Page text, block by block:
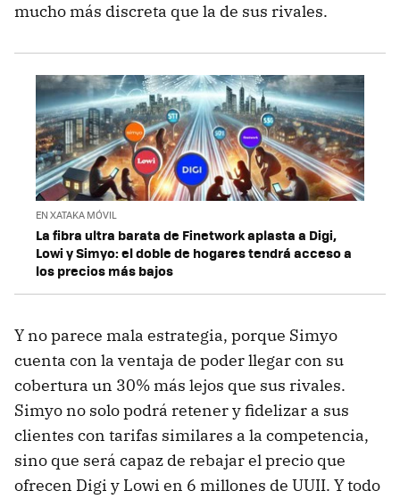
mucho más discreta que la de sus rivales.
EN XATAKA MÓVIL
La fibra ultra barata de Finetwork aplasta a Digi,
Lowi y Simyo: el doble de hogares tendrá acceso a
los precios más bajos
Y no parece mala estrategia, porque Simyo
cuenta con la ventaja de poder llegar con su
cobertura un 30% más lejos que sus rivales.
Simyo no solo podrá retener y fidelizar a sus
clientes con tarifas similares a la competencia,
sino que será capaz de rebajar el precio que
ofrecen Digi y Lowi en 6 millones de UUII. Y todo